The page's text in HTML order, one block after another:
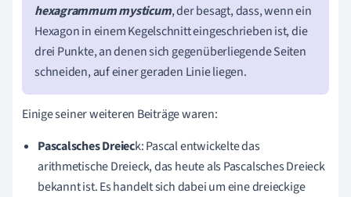
hexagrammum mysticum, der besagt, dass, wenn ein
Hexagon in einem Kegelschnitt eingeschrieben ist, die
drei Punkte, an denen sich gegenüberliegende Seiten
schneiden, auf einer geraden Linie liegen.
Einige seiner weiteren Beiträge waren:
Pascalsches Dreieck: Pascal entwickelte das
arithmetische Dreieck, das heute als Pascalsches Dreieck
bekannt ist. Es handelt sich dabei um eine dreieckige